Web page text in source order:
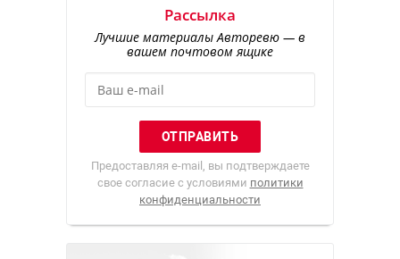
Рассылка
Лучшие материалы Авторевю — в
вашем почтовом ящике
Предоставляя e-mail, вы подтверждаете
свое согласие с условиями политики
конфиденциальности